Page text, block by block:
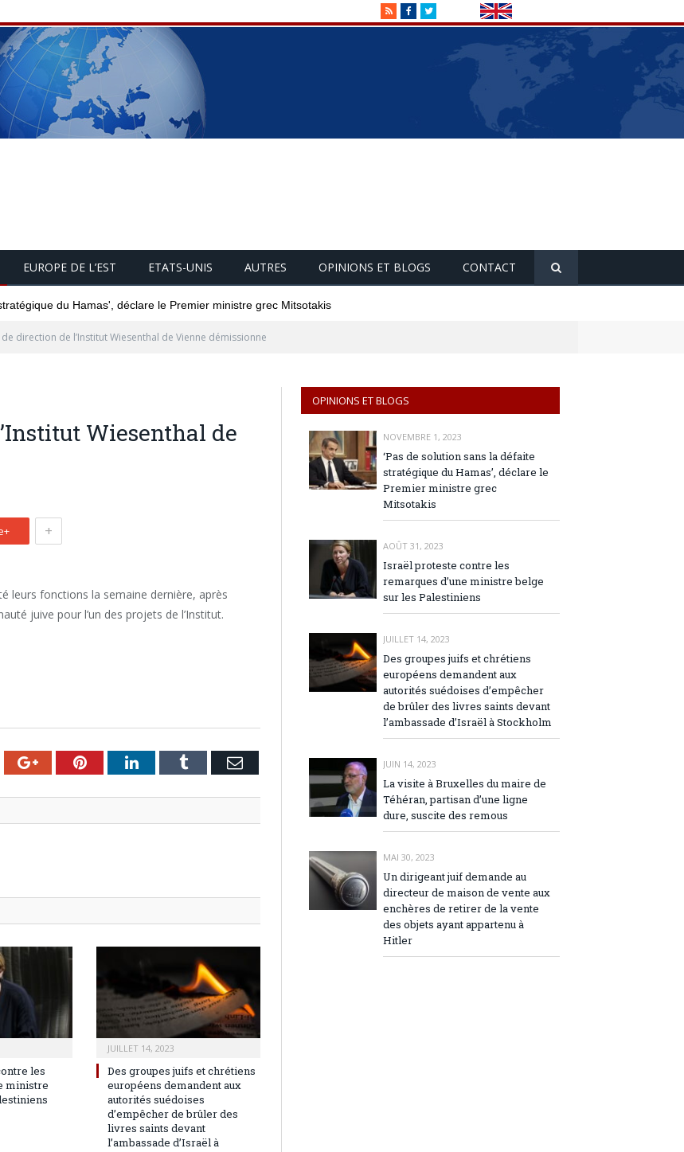
RSSFacebookTwitter
EUROPE DE L’EST ETATS-UNIS AUTRES OPINIONS ET BLOGS CONTACT
du Hamas', déclare le Premier ministre grec Mitsotakis
direction de l’Institut Wiesenthal de Vienne démissionne
Wiesenthal de
+
leurs fonctions la semaine dernière, après
juive pour l’un des projets de l’Institut.
Google+PinterestLinkedInTumblr Email
les
ministre
JUILLET 14, 2023
Des groupes juifs et chrétiens
européens demandent aux
autorités suédoises
d’empêcher de brûler des
livres saints devant
l’ambassade d’Israël à
OPINIONS ET BLOGS
NOVEMBRE 1, 2023
‘Pas de solution sans la défaite
stratégique du Hamas’, déclare le
Premier ministre grec
Mitsotakis
AOÛT 31, 2023
Israël proteste contre les
remarques d’une ministre belge
sur les Palestiniens
JUILLET 14, 2023
Des groupes juifs et chrétiens
européens demandent aux
autorités suédoises d’empêcher
de brûler des livres saints devant
l’ambassade d’Israël à Stockholm
JUIN 14, 2023
La visite à Bruxelles du maire de
Téhéran, partisan d’une ligne
dure, suscite des remous
MAI 30, 2023
Un dirigeant juif demande au
directeur de maison de vente aux
enchères de retirer de la vente
des objets ayant appartenu à
Hitler